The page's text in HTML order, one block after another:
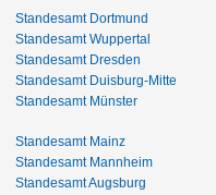
Standesamt Dortmund
Standesamt Wuppertal
Standesamt Dresden
Standesamt Duisburg-Mitte
Standesamt Münster
Standesamt Mainz
Standesamt Mannheim
Standesamt Augsburg